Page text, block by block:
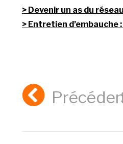
Devenir un as du réseau
Entretien d’embauche